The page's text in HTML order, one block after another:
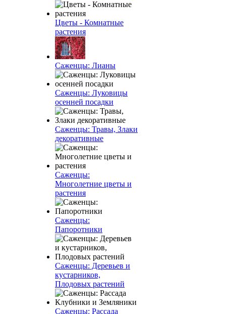
Цветы - Комнатные
растения
Саженцы: Лианы
Саженцы: Луковицы
осенней посадки
Саженцы: Травы, Злаки
декоративные
Саженцы:
Многолетние цветы и
растения
Саженцы:
Папоротники
Саженцы: Деревьев и
кустарников,
Плодовых растений
Саженцы: Рассада